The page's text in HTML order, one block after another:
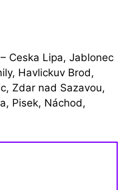
Ceska Lipa, Jablonec
Havlickuv Brod,
Zdar nad Sazavou,
Pisek, Náchod,